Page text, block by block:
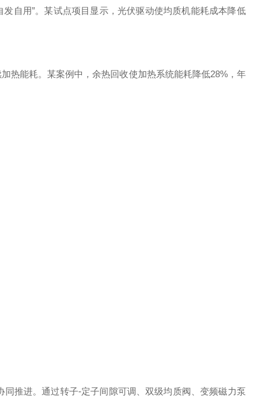
自用”。某试点项目显示，光伏驱动使均质机能耗成本降低
能耗。某案例中，余热回收使加热系统能耗降低28%，年
同推进。通过转子-定子间隙可调、双级均质阀、变频磁力泵